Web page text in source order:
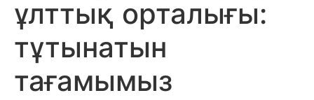
ұлттық орталығы:
тұтынатын
тағамымыз